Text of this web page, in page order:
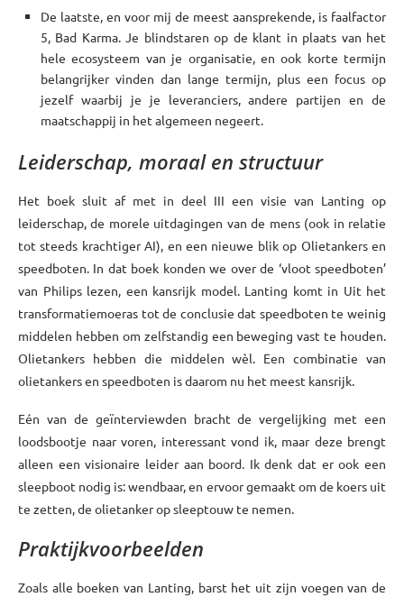
De laatste, en voor mij de meest aansprekende, is faalfactor
5, Bad Karma. Je blindstaren op de klant in plaats van het
hele ecosysteem van je organisatie, en ook korte termijn
belangrijker vinden dan lange termijn, plus een focus op
jezelf waarbij je je leveranciers, andere partijen en de
maatschappij in het algemeen negeert.
Leiderschap, moraal en structuur
Het boek sluit af met in deel III een visie van Lanting op
leiderschap, de morele uitdagingen van de mens (ook in relatie
tot steeds krachtiger AI), en een nieuwe blik op Olietankers en
speedboten. In dat boek konden we over de ‘vloot speedboten’
van Philips lezen, een kansrijk model. Lanting komt in Uit het
transformatiemoeras tot de conclusie dat speedboten te weinig
middelen hebben om zelfstandig een beweging vast te houden.
Olietankers hebben die middelen wèl. Een combinatie van
olietankers en speedboten is daarom nu het meest kansrijk.
Eén van de geïnterviewden bracht de vergelijking met een
loodsbootje naar voren, interessant vond ik, maar deze brengt
alleen een visionaire leider aan boord. Ik denk dat er ook een
sleepboot nodig is: wendbaar, en ervoor gemaakt om de koers uit
te zetten, de olietanker op sleeptouw te nemen.
Praktijkvoorbeelden
Zoals alle boeken van Lanting, barst het uit zijn voegen van de